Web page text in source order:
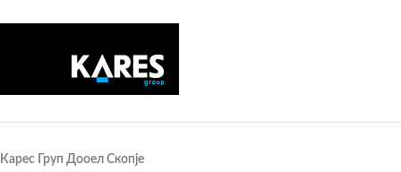
Карес Груп Дооел Скопје